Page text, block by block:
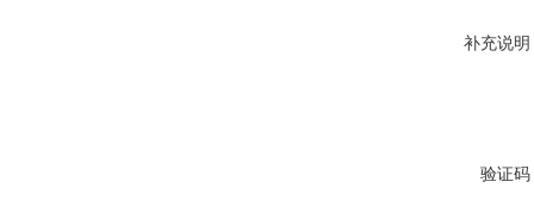
补充说明
验证码